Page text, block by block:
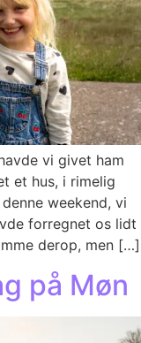
vi givet ham
et hus, i rimelig
weekend, vi
forregnet os lidt
derop, men […]
på Møn